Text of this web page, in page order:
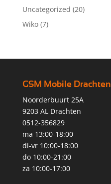
Uncategorized (20)
Wiko (7)
GSM Mobile Drachten
Noorderbuurt 25A
9203 AL Drachten
0512-356829
ma 13:00-18:00
di-vr 10:00-18:00
do 10:00-21:00
za 10:00-17:00